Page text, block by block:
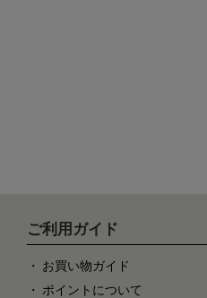
ご利用ガイド
お買い物ガイド
ポイントについて